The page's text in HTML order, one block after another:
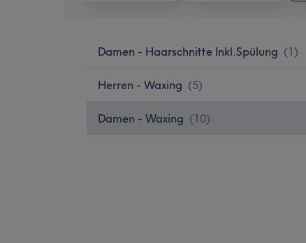
Damen - Haarschnitte Inkl.Spülung (1)
Herren - Waxing (5)
Damen - Waxing (10)